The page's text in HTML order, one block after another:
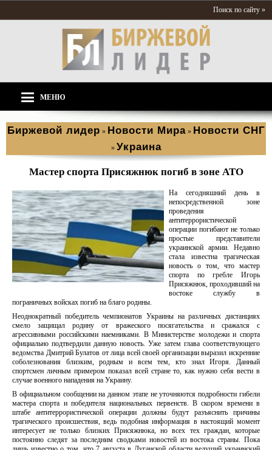
Поиск по сайту »
МЕНЮ
Биржевой лидер » Новости Мира » Новости СНГ
» Украина
Мастер спорта Присяжнюк погиб в зоне АТО
На сегодняшний день в
непосредственной зоне
проведения
антитеррористической
операции погибают не только
простые представители
украинской армии. Недавно
стала известна трагическая
новость о том, что мастер
спорта по гребле Игорь
Присяжнюк, проходивший на
востоке службу в
пограничных войсках погиб на благо родины.
Неоднократный победитель чемпионатов Украины на различных дистанциях
смело защищал родину от вражеского посягательства и сражался с
агрессивными российскими наемниками. В Министерстве молодежи и спорта
официально подтвердили данную новость. Уже затем глава соответствующего
ведомства Дмитрий Булатов от лица всей своей организации выразил искренние
соболезнования близким, родным и всем тем, кто знал Игоря. Данный
спортсмен личным примером показал всей стране то, как нужно себя вести в
случае военного нападения на Украину.
В официальном сообщении на данном этапе не уточняются подробности гибели
мастера спорта и победителя национальных первенств. В скором времени в
штабе антитеррористической операции должны будут разъяснить причины
трагического происшествия, ведь подобная информация в настоящий момент
интересует не только близких Присяжнюка, но всех тех граждан, которые
постоянно следят за последним сводками новостей из востока страны. Пока